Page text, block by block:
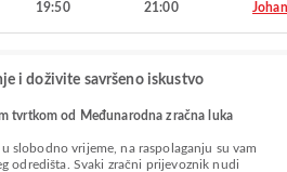
19:50 21:00
i doživite savršeno iskustvo
tvrtkom od Međunarodna zračna luka
slobodno vrijeme, na raspolaganju su vam
odredišta. Svaki zračni prijevoznik nudi